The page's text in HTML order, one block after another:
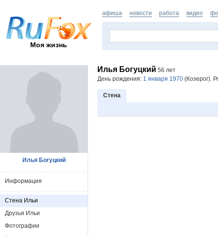
Моя жизнь
афиша новости работа видео
Илья Богуцкий 56 лет
День рождения: 1 января 1970 (Козерог).
Стена
Илья Богуцкий
Информация
Стена Ильи
Друзья Ильи
Фотографии